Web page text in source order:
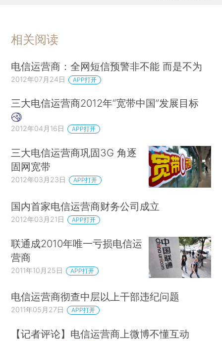
相关阅读
电信运营商：全网短信预警非不能 而是不为
2012年07月24日 APP打开
三大电信运营商2012年“宽带中国”发展目标
2012年04月16日 APP打开
三大电信运营商巩固3G 角逐
固网宽带
2012年03月23日 APP打开
国内首家电信运营商财务公司成立
2012年03月21日 APP打开
联通成2010年唯一亏损电信运
营商
2011年10月25日 APP打开
电信运营商彻查中层以上干部违纪问题
2011年05月27日 APP打开
【记者评论】电信运营商上微博不懂互动